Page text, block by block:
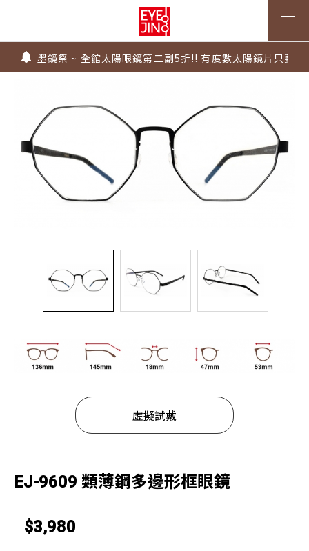
上傳處方，建立度數即贈 $300 優惠券！
不知道度數也能配鏡～愛鏡合作門市全台啟動中
墨鏡祭 ~ 全館太陽眼鏡第二副5折!! 有度數太陽鏡片只要
Super Sale！精選鏡框 6 折起！
不知道度數也能配鏡～愛鏡合作門市全台啟動中
虛擬試戴
EJ-9609 類薄鋼多邊形框眼鏡
$3,980